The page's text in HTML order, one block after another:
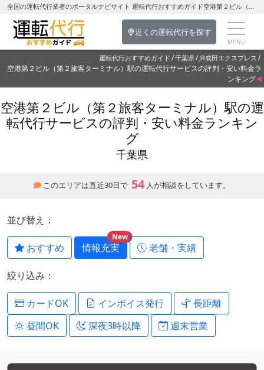
全国の運転代行業者のポータルナビサイト 運転代行おすすめガイド空港第２ビル（第２旅客ターミナル）駅の運転代行を探す-千葉県の運転代行
近くの運転代行を探す
運転代行おすすめガイド 千葉県 JR成田エクスプレス
空港第２ビル（第２旅客ターミナル）駅の運転代行サービスの評判・安い料金ラ
ンキング
空港第２ビル（第２旅客ターミナル）駅の運
転代行サービスの評判・安い料金ランキン
グ
千葉県
このエリアは直近30日で 54 人が相談をしています。
並び替え：
おすすめ 情報充実
New
老舗・実績
絞り込み：
カードOK インボイス発行
長距離
昼間OK
深夜3時以降 週末営業